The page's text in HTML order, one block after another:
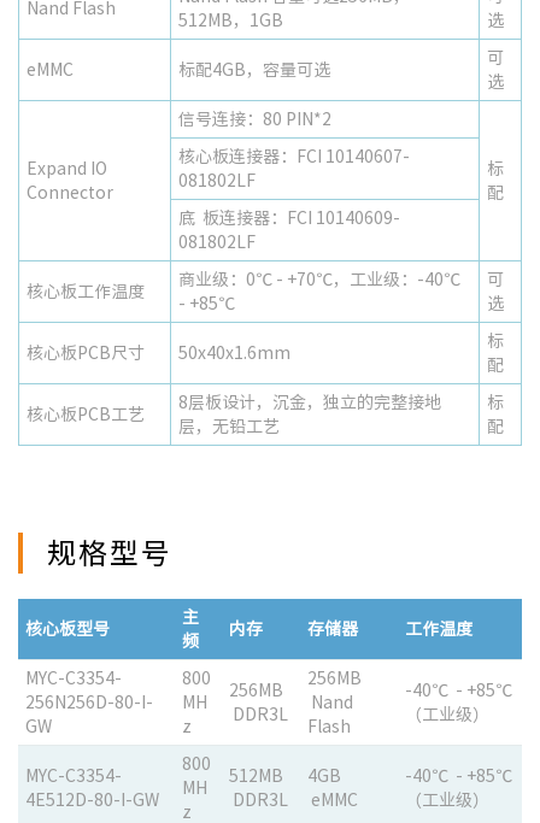
Nand Flash
512MB，1GB
选
eMMC 标配4GB，容量可选
可
选
Expand IO
Connector
信号连接：80 PIN*2
标
配
核心板连接器：FCI 10140607-
081802LF
底 板连接器：FCI 10140609-
081802LF
核心板工作温度
商业级：0℃ - +70℃，工业级：-40℃
- +85℃
可
选
核心板PCB尺寸 50x40x1.6mm
标
配
核心板PCB工艺
8层板设计，沉金，独立的完整接地
层，无铅工艺
标
配
规格型号
核心板型号
主
频
内存 存储器 工作温度
MYC-C3354-
256N256D-80-I-
GW
800
MH
z
256MB
DDR3L
256MB
Nand
Flash
-40℃ - +85℃
（工业级）
MYC-C3354-
4E512D-80-I-GW
800
MH
z
512MB
DDR3L
4GB
eMMC
-40℃ - +85℃
（工业级）